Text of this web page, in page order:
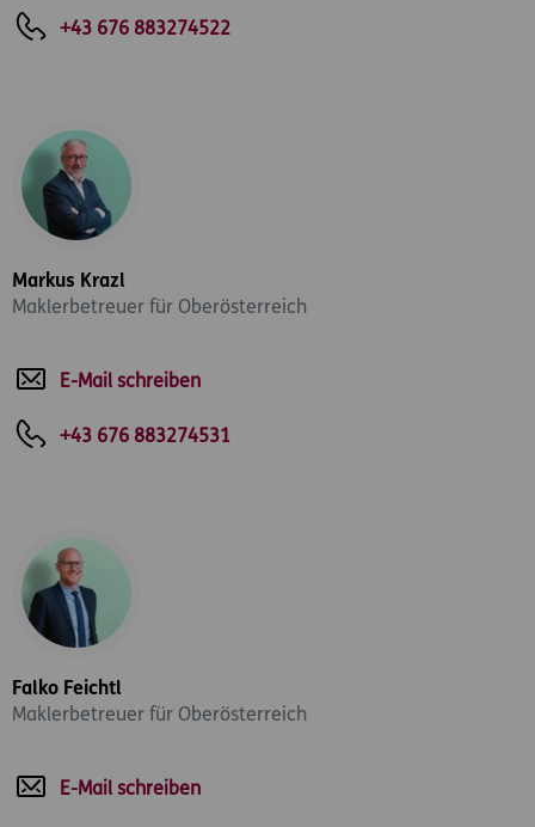
+43 676 883274522
Markus Krazl
Maklerbetreuer für Oberösterreich
E-Mail schreiben
+43 676 883274531
Falko Feichtl
Maklerbetreuer für Oberösterreich
E-Mail schreiben